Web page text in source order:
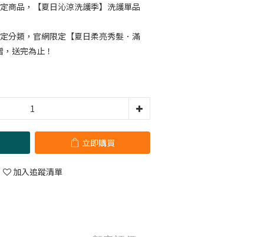
商品，【夏日沁涼洗護季】洗護單品
分類，官網限定【夏日柔亮秀髮．滿
送完為止！
立即購買
加入追蹤清單